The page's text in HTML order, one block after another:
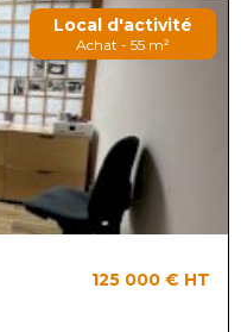
Local d'activité
Achat - 55 m²
125 000 € HT